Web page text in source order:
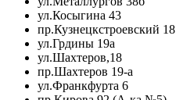
ул.Косыгина 43
пр.Кузнецкстроевский 18
ул.Грдины 19а
ул.Шахтеров,18
пр.Шахтеров 19-а
ул.Франкфурта 6